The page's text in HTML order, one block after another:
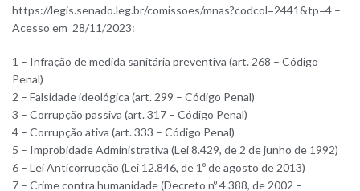
https://legis.senado.leg.br/comissoes/mnas?codcol=2441&tp=4 –
Acesso em 28/11/2023:
1 – Infração de medida sanitária preventiva (art. 268 – Código
Penal)
2 – Falsidade ideológica (art. 299 – Código Penal)
3 – Corrupção passiva (art. 317 – Código Penal)
4 – Corrupção ativa (art. 333 – Código Penal)
5 – Improbidade Administrativa (Lei 8.429, de 2 de junho de 1992)
6 – Lei Anticorrupção (Lei 12.846, de 1º de agosto de 2013)
7 – Crime contra humanidade (Decreto nº 4.388, de 2002 –